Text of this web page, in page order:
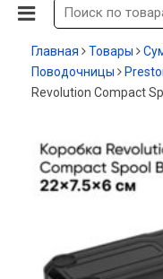
Главная Товары
Поводочницы
Revolution Compact
-12%